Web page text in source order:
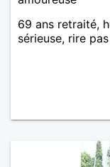
69 ans retraité,
sérieuse, rire